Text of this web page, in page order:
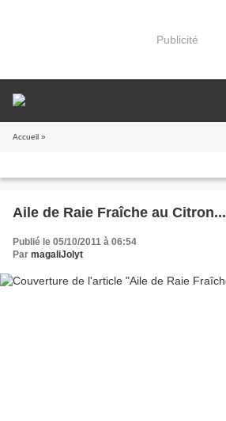
Publicité
Accueil »
Aile de Raie Fraîche au Citron...
Publié le 05/10/2011 à 06:54
Par magaliJolyt